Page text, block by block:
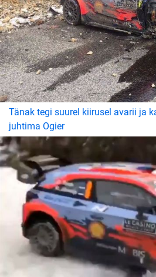
Tänak tegi suurel kiirusel avarii ja
juhtima Ogier